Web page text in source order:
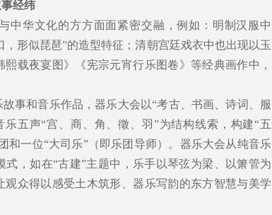
经纬
中华文化的方方面面紧密交融，例如：明制汉服中
，形似琵琶”的造型特征；清朝宫廷戏衣中也出现以玉
载夜宴图》《宪宗元宵行乐图卷》等经典画作中，
事和音乐作品，器乐大会以“考古、书画、诗词、服
五声“宫、商、角、徵、羽”为结构线索，构建“五
和一位“大司乐”（即乐团导师）。器乐大会从纯音乐
，如在“古建”主题中，乐手以琴弦为梁、以箫管为
众得以感受土木筑形、器乐写韵的东方智慧与美学